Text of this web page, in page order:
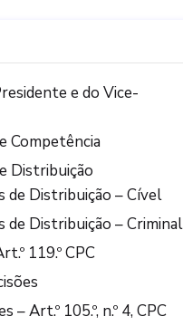
e do Vice-
Competência
Distribuição
de Distribuição – Cível
de Distribuição – Criminal
119.º CPC
– Art.º 105.º, n.º 4, CPC